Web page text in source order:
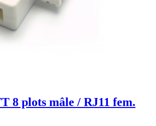
8 plots mâle / RJ11 fem.